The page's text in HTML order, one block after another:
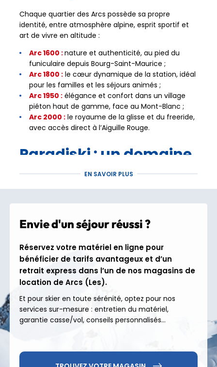
Chaque quartier des Arcs possède sa propre
identité, entre atmosphère alpine, esprit sportif et
art de vivre en altitude :
Arc 1600 :nature et authenticité, au pied du
funiculaire depuis Bourg-Saint-Maurice ;
Arc 1800 : le cœur dynamique de la station, idéal
pour les familles et les séjours animés ;
Arc 1950 : élégance et confort dans un village
piéton haut de gamme, face au Mont-Blanc ;
Arc 2000 : le royaume de la glisse et du freeride,
avec accès direct à l’Aiguille Rouge.
Paradiski : un domaine
skiable d’exception
Vallandry et La Plagne, ce domaine d’envergure
internationale déploie425 km de pistes
expérience unique.
70 % du domaine au-dessus de 2000 m: un
enneigement généreux et de qualité tout au
long de la saison ;
Un paradis pour tous les skieurs: espaces
débutants sécurisés, longues pistes bleues
panoramiques, tracés techniques pour les plus
Bien plus que du ski :snowparks créatifs, zones
freeride mythiques, descentes en luge à
EN SAVOIR PLUS
Envie d'un séjour réussi ?
Réservez votre matériel en ligne pour
bénéficier de tarifs avantageux et d’un
retrait express dans l’un de nos magasins de
location de Arcs (Les).
Et pour skier en toute sérénité, optez pour nos
services sur-mesure : entretien du matériel,
garantie casse/vol, conseils personnalisés...